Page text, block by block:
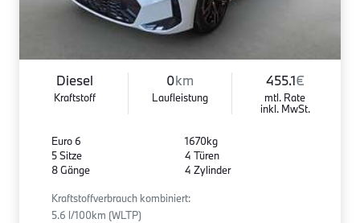
Diesel
Kraftstoff
0km
Laufleistung
455.1€
mtl. Rate
inkl. MwSt.
Euro 6
5 Sitze
8 Gänge
1670kg
4 Türen
4 Zylinder
Kraftstoffverbrauch kombiniert:
5.6 l/100km (WLTP)